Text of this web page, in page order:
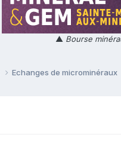
▲ Bourse
Echanges de microminéraux